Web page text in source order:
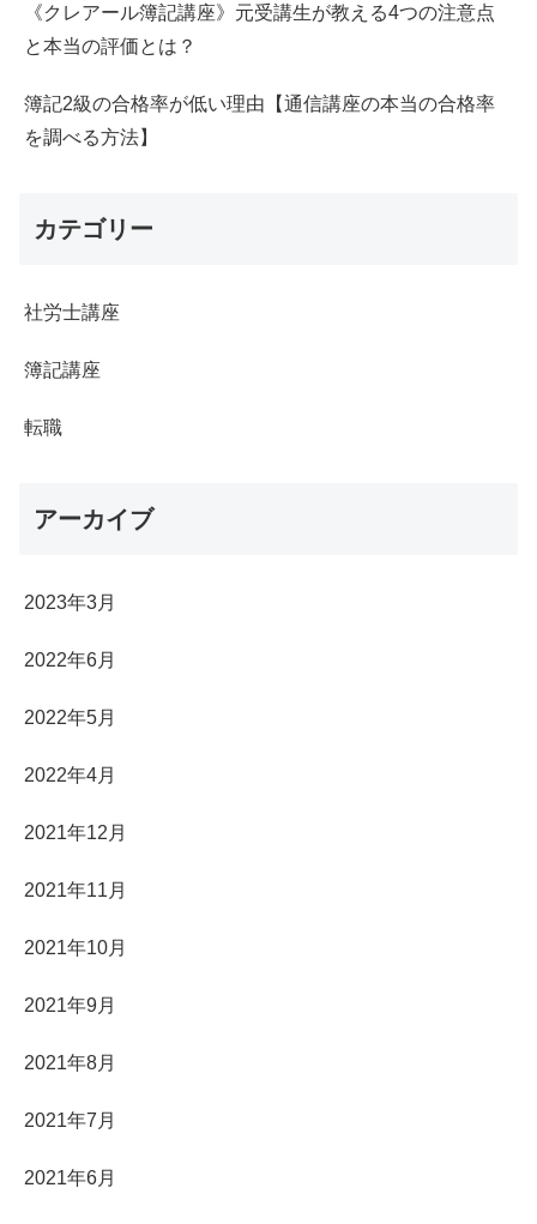
《クレアール簿記講座》元受講生が教える4つの注意点
と本当の評価とは？
簿記2級の合格率が低い理由【通信講座の本当の合格率
を調べる方法】
カテゴリー
社労士講座
簿記講座
転職
アーカイブ
2023年3月
2022年6月
2022年5月
2022年4月
2021年12月
2021年11月
2021年10月
2021年9月
2021年8月
2021年7月
2021年6月